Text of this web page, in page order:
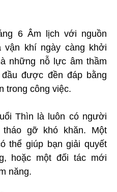
6 Âm lịch với nguồn
khí ngày càng khởi
những nỗ lực âm thầm
được đền đáp bằng
trong công việc.
Thìn là luôn có người
gỡ khó khăn. Một
thể giúp bạn giải quyết
hoặc một đối tác mới
năng.